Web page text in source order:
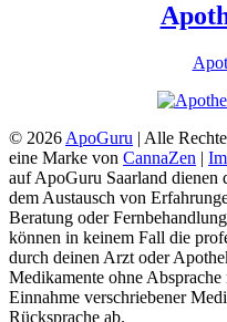
© 2026 ApoGuru | Alle
eine Marke von CannaZen |
auf ApoGuru Saarland dienen
dem Austausch von
Beratung oder
können in keinem Fall die
durch deinen Arzt oder
Medikamente ohne
Einnahme verschriebener
Rücksprache ab.